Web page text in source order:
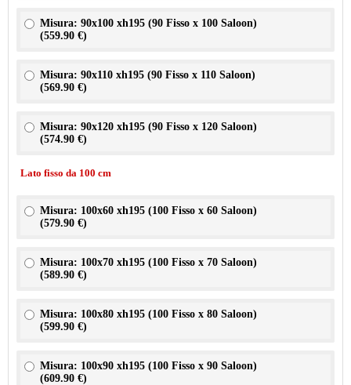
Misura: 90x100 xh195 (90 Fisso x 100 Saloon)
(559.90 €)
Misura: 90x110 xh195 (90 Fisso x 110 Saloon)
(569.90 €)
Misura: 90x120 xh195 (90 Fisso x 120 Saloon)
(574.90 €)
Lato fisso da 100 cm
Misura: 100x60 xh195 (100 Fisso x 60 Saloon)
(579.90 €)
Misura: 100x70 xh195 (100 Fisso x 70 Saloon)
(589.90 €)
Misura: 100x80 xh195 (100 Fisso x 80 Saloon)
(599.90 €)
Misura: 100x90 xh195 (100 Fisso x 90 Saloon)
(609.90 €)